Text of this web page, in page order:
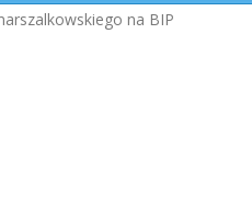
na BIP